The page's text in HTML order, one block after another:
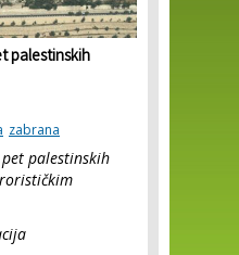
palestinskih
zabrana
palestinskih